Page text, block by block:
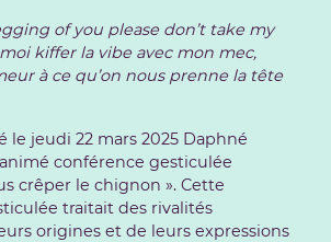
of you please don’t take my
kiffer la vibe avec mon mec,
à ce qu’on nous prenne la tête
le jeudi 22 mars 2025 Daphné
conférence gesticulée
crêper le chignon ». Cette
traitait des rivalités
origines et de leurs expressions